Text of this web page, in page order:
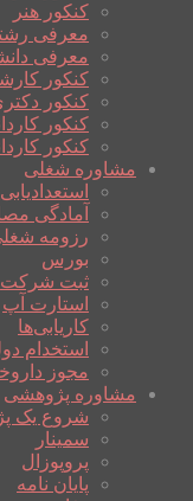
کنکور هنر
معرفی
معرفی
کنکور
کنکور
کنکور
کنکور
مشاوره شغلی
آمادگی
رزومه
بورس
ثبت شرکت
استارت آپ
کاریابی‌ها
استخدام
مجوز
مشاوره پژوهشی
شروع یک
سمینار
پروپوزال
پایان نامه